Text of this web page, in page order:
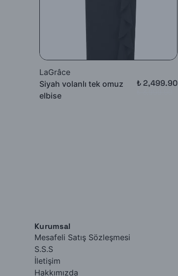
LaGrâce
Siyah volanlı tek omuz
elbise
₺ 2,499.90
Kurumsal
Mesafeli Satış Sözleşmesi
S.S.S
İletişim
Hakkımızda